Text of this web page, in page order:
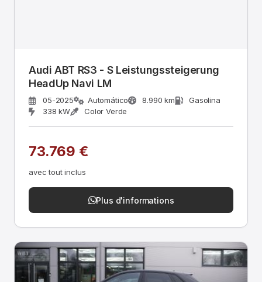
Audi ABT RS3 - S Leistungssteigerung
HeadUp Navi LM
05-2025 Automático 8.990 km
Gasolina
338 kW
Color Verde
73.769 €
avec tout inclus
Plus d'informations